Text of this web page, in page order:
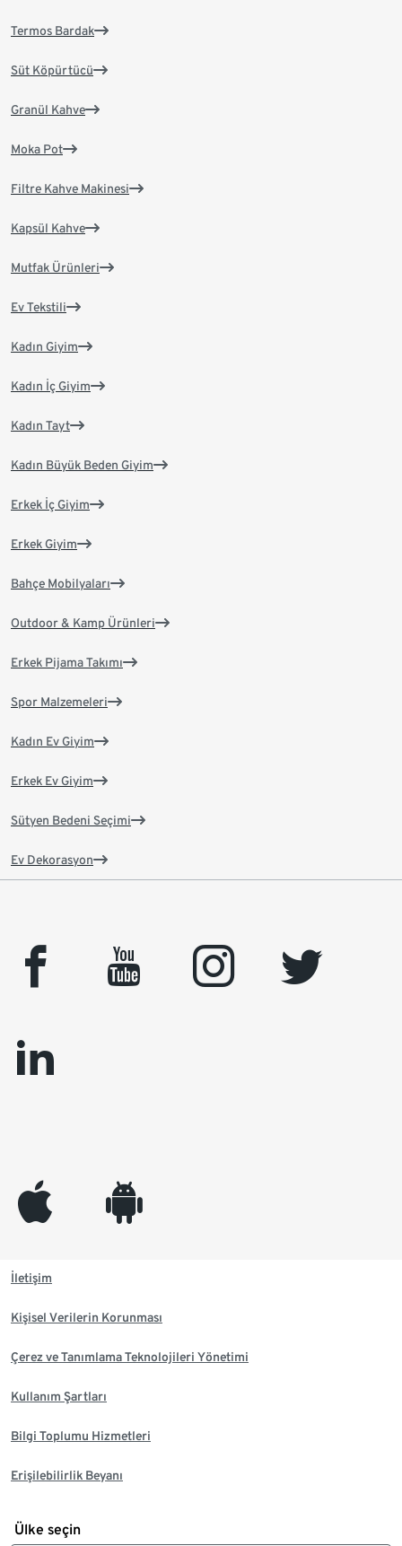
Termos Bardak
Süt Köpürtücü
Granül Kahve
Moka Pot
Filtre Kahve Makinesi
Kapsül Kahve
Mutfak Ürünleri
Ev Tekstili
Kadın Giyim
Kadın İç Giyim
Kadın Tayt
Kadın Büyük Beden Giyim
Erkek İç Giyim
Erkek Giyim
Bahçe Mobilyaları
Outdoor & Kamp Ürünleri
Erkek Pijama Takımı
Spor Malzemeleri
Kadın Ev Giyim
Erkek Ev Giyim
Sütyen Bedeni Seçimi
Ev Dekorasyon
facebook youtube instagram
twitter
linkedin
appleinc android
İletişim
Kişisel Verilerin Korunması
Çerez ve Tanımlama Teknolojileri Yönetimi
Kullanım Şartları
Bilgi Toplumu Hizmetleri
Erişilebilirlik Beyanı
Ülke seçin